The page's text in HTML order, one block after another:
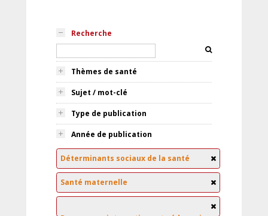
Recherche
Thèmes de santé
Sujet / mot-clé
Type de publication
Année de publication
Déterminants sociaux de la santé
Santé maternelle